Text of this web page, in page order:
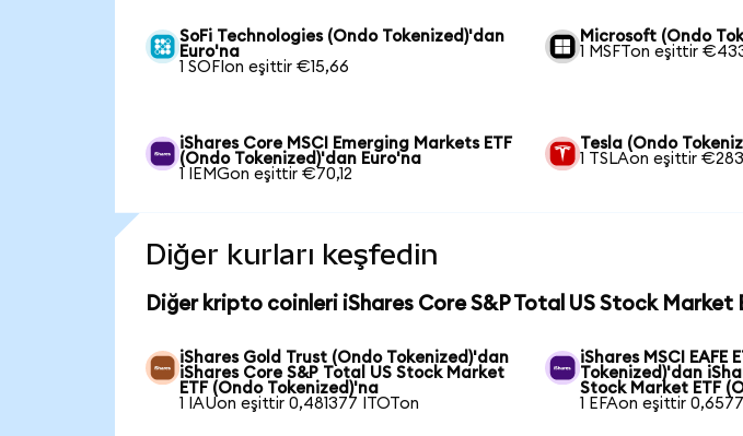
SoFi Technologies (Ondo Tokenized)'dan
Euro'na
1 SOFIon eşittir €15,66
Microsoft (Ondo
1 MSFTon eşittir
iShares Core MSCI Emerging Markets ETF
(Ondo Tokenized)'dan Euro'na
1 IEMGon eşittir €70,12
Tesla (Ondo
1 TSLAon eşittir
Diğer kurları keşfedin
Diğer kripto coinleri iShares Core S&P Total US Stock Market
iShares Gold Trust (Ondo Tokenized)'dan
iShares Core S&P Total US Stock Market
ETF (Ondo Tokenized)'na
1 IAUon eşittir 0,481377 ITOTon
iShares MSCI EAFE
Tokenized)'dan
Stock Market ETF
1 EFAon eşittir